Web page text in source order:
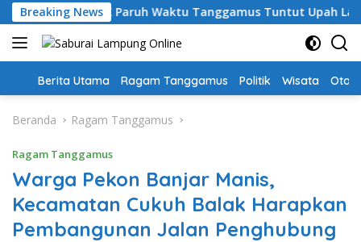
Langsung
ke
konten
Breaking News
Guru PPPK Paruh Waktu Tanggamus Tuntut Upah Layak
Home
Berita Utama Ragam Tanggamus Politik Wisata Oto
Beranda Ragam Tanggamus
Ragam Tanggamus
Warga Pekon Banjar Manis,
Kecamatan Cukuh Balak Harapkan
Pembangunan Jalan Penghubung